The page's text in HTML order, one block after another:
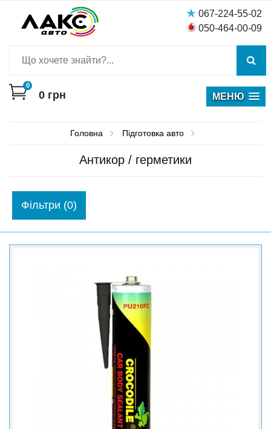
067-224-55-02
050-464-00-09
0
0 грн МЕНЮ
Головна Пiдготовка авто
Антикор / герметики
Фiльтри (0)